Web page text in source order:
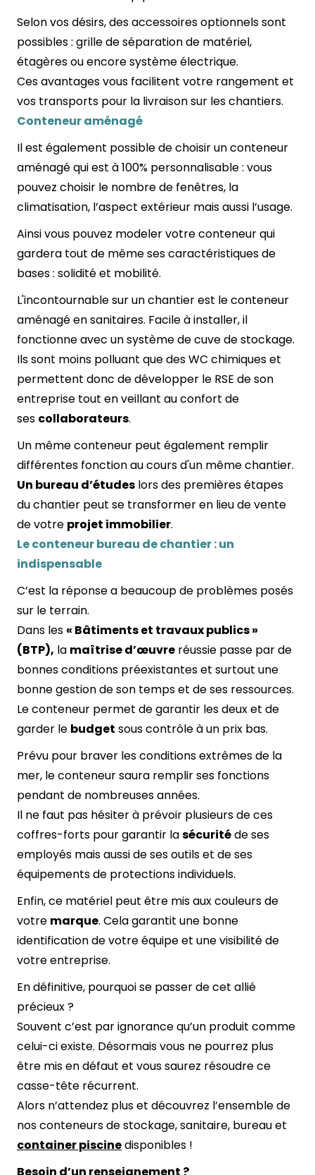
Selon vos désirs, des accessoires optionnels sont
possibles : grille de séparation de matériel,
étagères ou encore système électrique.
Ces avantages vous facilitent votre rangement et
vos transports pour la livraison sur les chantiers.
Conteneur aménagé
Il est également possible de choisir unconteneur
aménagéqui est à 100% personnalisable : vous
pouvez choisir le nombre de fenêtres, la
climatisation, l’aspect extérieur mais aussi l’usage.
Ainsi vous pouvez modeler votre conteneur qui
gardera tout de même ses caractéristiques de
bases : solidité et mobilité.
L'incontournable sur un chantier est leconteneur
aménagé en sanitaires. Facile à installer, il
fonctionne avec un système de cuve de stockage.
Ils sont moins polluant que des WC chimiques et
permettent donc de développer le RSE de son
entreprise tout en veillant au confort de
ses collaborateurs.
Un même conteneur peut également remplir
différentes fonction au cours d'un même chantier.
Un bureau d’études lors des premières étapes
du chantier peut se transformer en lieu de vente
de votre projet immobilier.
Le conteneur bureau de chantier : un
indispensable
C’est la réponse a beaucoup de problèmes posés
sur le terrain.
Dans les « Bâtiments et travaux publics »
(BTP), la maîtrise d’œuvre réussie passe par de
bonnes conditions préexistantes et surtout une
bonne gestion de son temps et de ses ressources.
Le conteneur permet de garantir les deux et de
garder le budget sous contrôle à un prix bas.
Prévu pour braver les conditions extrêmes de la
mer, le conteneur saura remplir ses fonctions
pendant de nombreuses années.
Il ne faut pas hésiter à prévoir plusieurs de ces
coffres-forts pour garantir lasécuritéde ses
employés mais aussi de ses outils et de ses
équipements de protections individuels.
Enfin, ce matériel peut être mis aux couleurs de
votre marque. Cela garantit une bonne
identification de votre équipe et une visibilité de
votre entreprise.
En définitive, pourquoi se passer de cet allié
précieux ?
Souvent c’est par ignorance qu’un produit comme
celui-ci existe. Désormais vous ne pourrez plus
être mis en défaut et vous saurez résoudre ce
casse-tête récurrent.
Alors n’attendez plus et découvrez l’ensemble de
nos conteneurs destockage,sanitaire, bureauet
container piscinedisponibles !